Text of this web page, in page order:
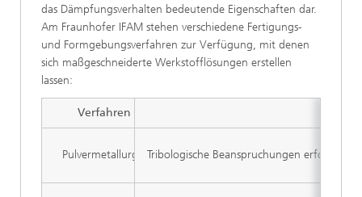
das Dämpfungsverhalten bedeutende Eigenschaften dar.
Am Fraunhofer IFAM stehen verschiedene Fertigungs-
und Formgebungsverfahren zur Verfügung, mit denen
sich maßgeschneiderte Werkstofflösungen erstellen
lassen:
Tribologische Beanspruchungen erfordern
Verfahren
Pulvermetallurgie